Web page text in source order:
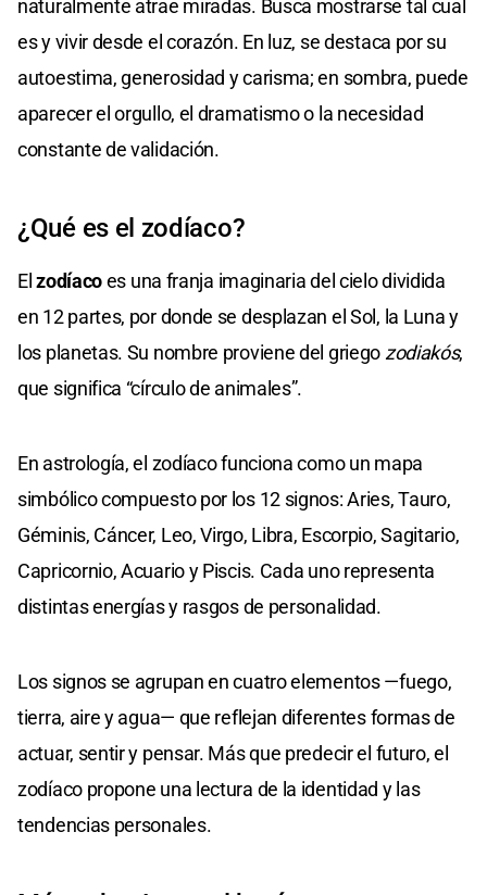
naturalmente atrae miradas. Busca mostrarse tal cual
es y vivir desde el corazón. En luz, se destaca por su
autoestima, generosidad y carisma; en sombra, puede
aparecer el orgullo, el dramatismo o la necesidad
constante de validación.
¿Qué es el zodíaco?
Elzodíacoes una franja imaginaria del cielo dividida
en 12 partes, por donde se desplazan el Sol, la Luna y
los planetas. Su nombre proviene del griego zodiakós,
que significa “círculo de animales”.
En astrología, el zodíaco funciona como un mapa
simbólico compuesto por los 12 signos: Aries, Tauro,
Géminis, Cáncer, Leo, Virgo, Libra, Escorpio, Sagitario,
Capricornio, Acuario y Piscis. Cada uno representa
distintas energías y rasgos de personalidad.
Los signos se agrupan en cuatro elementos —fuego,
tierra, aire y agua— que reflejan diferentes formas de
actuar, sentir y pensar. Más que predecir el futuro, el
zodíaco propone una lectura de la identidad y las
tendencias personales.